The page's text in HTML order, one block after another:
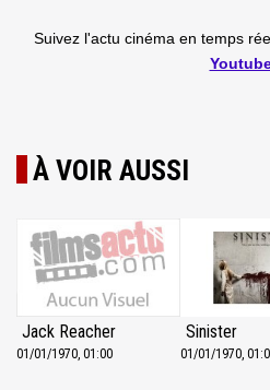
Suivez l'actu cinéma en temps réel
À VOIR AUSSI
Jack Reacher
01/01/1970, 01:00
Sinister
01/01/1970,